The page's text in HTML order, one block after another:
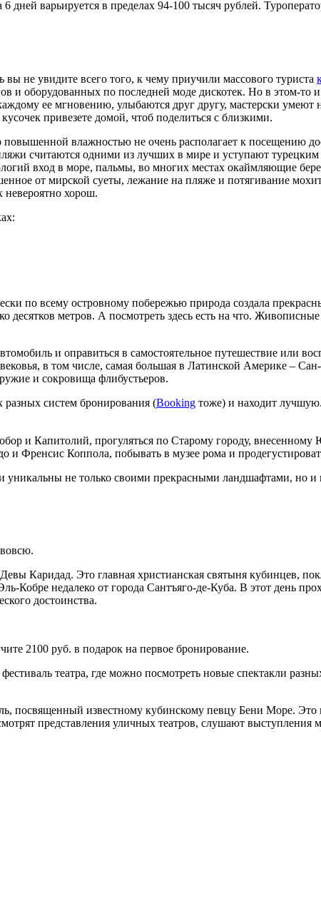
дней варьируется в пределах 94-100 тысяч рублей.
не увидите всего того, к чему приучили массового туриста
оборудованных по последней моде дискотек. Но в этом-то и
ее мгновению, улыбаются друг другу, мастерски умеют
привезете домой, чтоб поделиться с близкими.
повышенной влажностью не очень располагает к посещению
считаются одними из лучших в мире и уступают
вход в море, пальмы, во многих местах окаймляющие
от мирской суеты, лежание на пляже и потягивание
невероятно хорош.
по всему островному побережью природа создала
десятков метров. А посмотреть здесь есть на что.
и оправиться в самостоятельное путешествие или
в том числе, самая большая в Латинской Америке –
и сокровища флибустьеров.
систем бронирования (Booking тоже) и находит
и Капитолий, прогуляться по Старому городу,
Френсис Коппола, побывать в музее рома и
не только своими прекрасными ландшафтами, но и
Каридад. Это главная христианская святыня кубинцев,
Кобре недалеко от города Сантъяго-де-Куба. В этот день
достоинства.
2100 руб. в подарок на первое бронирование.
театра, где можно посмотреть новые спектакли
посвященный известному кубинскому певцу Бени Море.
представления уличных театров, слушают